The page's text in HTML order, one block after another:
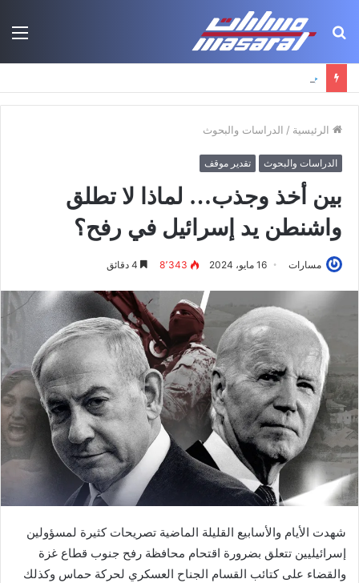
بحث
الرئيسية / الدراسات والبحوث
الدراسات والبحوث تقدير موقف
بين أخذ وجذب… لماذا لا تطلق
واشنطن يد إسرائيل في رفح؟
مسارات 16 مايو، 2024 8٬343
شهدت الأيام والأسابيع القليلة الماضية تصريحات كثيرة لمسؤولين
إسرائيليين تتعلق بضرورة اقتحام محافظة رفح جنوب قطاع غزة
والقضاء على كتائب القسام الجناح العسكري لحركة حماس وكذلك